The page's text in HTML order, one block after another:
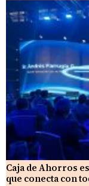
Caja de Ahorros
que conecta con